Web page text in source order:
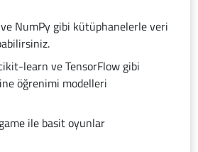
NumPy gibi kütüphanelerle veri
learn ve TensorFlow gibi
öğrenimi modelleri
ile basit oyunlar